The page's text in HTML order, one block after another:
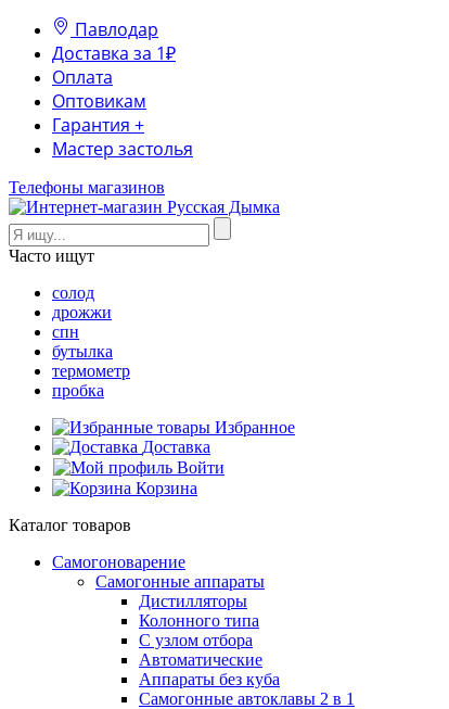
Павлодар
Доставка за 1₽
Оплата
Оптовикам
Гарантия +
Мастер застолья
Телефоны магазинов
Часто ищут
солод
дрожжи
спн
бутылка
термометр
пробка
Избранное
Доставка
Войти
Корзина
Каталог товаров
Самогоноварение
Самогонные аппараты
Дистилляторы
Колонного типа
С узлом отбора
Автоматические
Аппараты без куба
Самогонные автоклавы 2 в 1